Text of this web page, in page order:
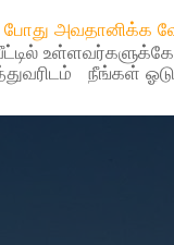
போது அவதானிக்க
நீங்கள்